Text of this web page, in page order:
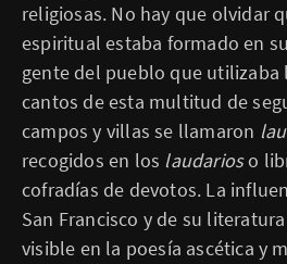
religiosas. No hay que olvidar
espiritual estaba formado en
gente del pueblo que utilizaba
cantos de esta multitud de
campos y villas se llamaron
recogidos en los laudarioso
cofradías de devotos. La
San Francisco y de su
visible en la poesía ascética y